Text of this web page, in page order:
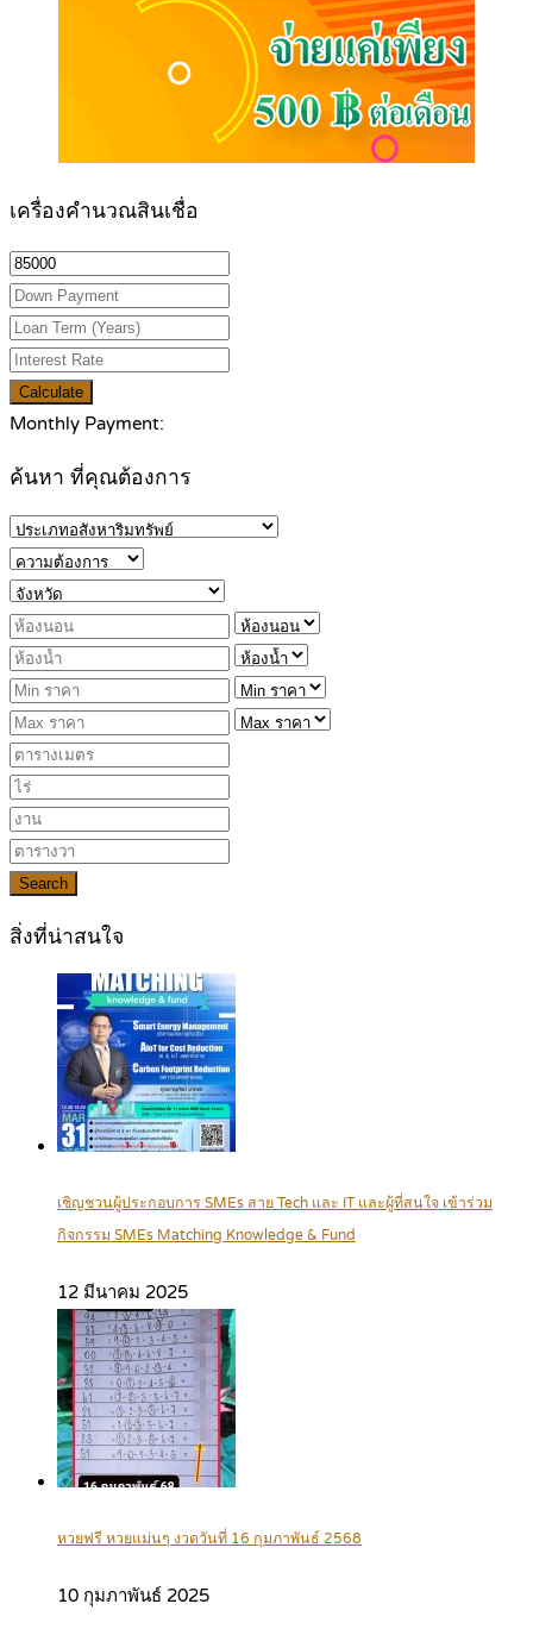
เครื่องคำนวณสินเชื่อ
Calculate
Monthly Payment:
ค้นหา ที่คุณต้องการ
Search
สิ่งที่น่าสนใจ
เชิญชวนผู้ประกอบการ SMEs สาย Tech และ IT และผู้ที่สนใจ เข้าร่วม
กิจกรรม SMEs Matching Knowledge & Fund
12 มีนาคม 2025
หวยฟรี หวยแม่นๆ งวดวันที่ 16 กุมภาพันธ์ 2568
10 กุมภาพันธ์ 2025